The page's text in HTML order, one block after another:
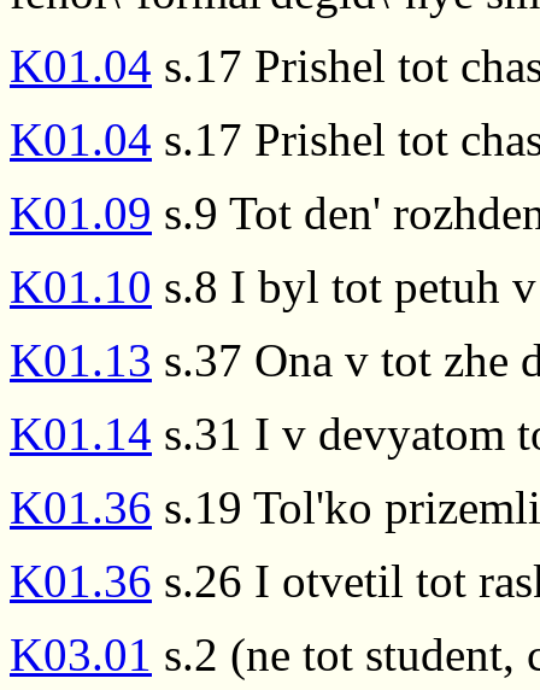
K01.04 s.17 Prishel tot
K01.04 s.17 Prishel tot
K01.09 s.9 Tot den'
K01.10 s.8 I byl tot petuh
K01.13 s.37 Ona v tot zhe
K01.14 s.31 I v devyatom
K01.36 s.19 Tol'ko
K01.36 s.26 I otvetil tot
K03.01 s.2 (ne tot student,